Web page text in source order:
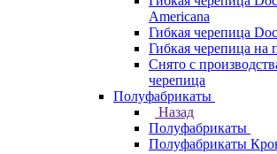
Americana
Гибкая черепица
Гибкая черепица на
Снято с
черепица
Полуфабрикаты
Назад
Полуфабрикаты
Полуфабрикаты